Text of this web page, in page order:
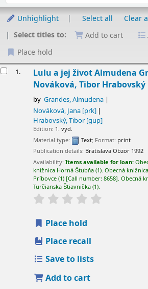
Unhighlight Select all
Clear
Select titles to:
Add to cart
Place hold
1. Lulu a jej životAlmudena
Nováková, Tibor Hrabovský
by Grandes, Almudena
Nováková, Jana[prk]
Hrabovský, Tibor[gup]
Edition: 1. vyd.
Material type:
Text; Format: print
Publication details: BratislavaObzor 1992
Availability: Items available for loan:
knižnica Horná Štubňa(1). Obecná knižnica
Príbovce(1) Call number: 8658 . Obecná
Turčianska Štiavnička(1).
Place hold
Place recall
Save to lists
Add to cart